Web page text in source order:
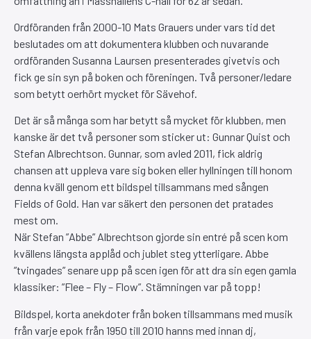
Ordföranden från 2000-10 Mats Grauers under vars tid det
beslutades om att dokumentera klubben och nuvarande
ordföranden Susanna Laursen presenterades givetvis och
fick ge sin syn på boken och föreningen. Två personer/ledare
som betytt oerhört mycket för Sävehof.
Det är så många som har betytt så mycket för klubben, men
kanske är det två personer som sticker ut: Gunnar Quist och
Stefan Albrechtson. Gunnar, som avled 2011, fick aldrig
chansen att uppleva vare sig boken eller hyllningen till honom
denna kväll genom ett bildspel tillsammans med sången
Fields of Gold. Han var säkert den personen det pratades
mest om.
När Stefan ”Abbe” Albrechtson gjorde sin entré på scen kom
kvällens längsta applåd och jublet steg ytterligare. Abbe
”tvingades” senare upp på scen igen för att dra sin egen gamla
klassiker: ”Flee – Fly – Flow”. Stämningen var på topp!
Bildspel, korta anekdoter från boken tillsammans med musik
från varje epok från 1950 till 2010 hanns med innan dj,